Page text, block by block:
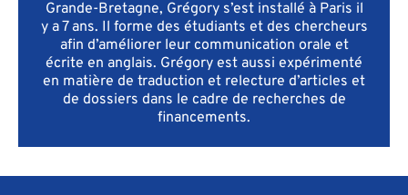
Grande-Bretagne, Grégory s’est installé à Paris il
y a 7 ans. Il forme des étudiants et des chercheurs
afin d’améliorer leur communication orale et
écrite en anglais. Grégory est aussi expérimenté
en matière de traduction et relecture d’articles et
de dossiers dans le cadre de recherches de
financements.